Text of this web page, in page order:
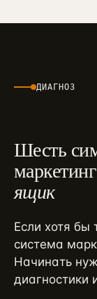
ДИАГНОЗ
Шесть
маркетинг
ящик
Если хотя
система
Начинать
диагностики